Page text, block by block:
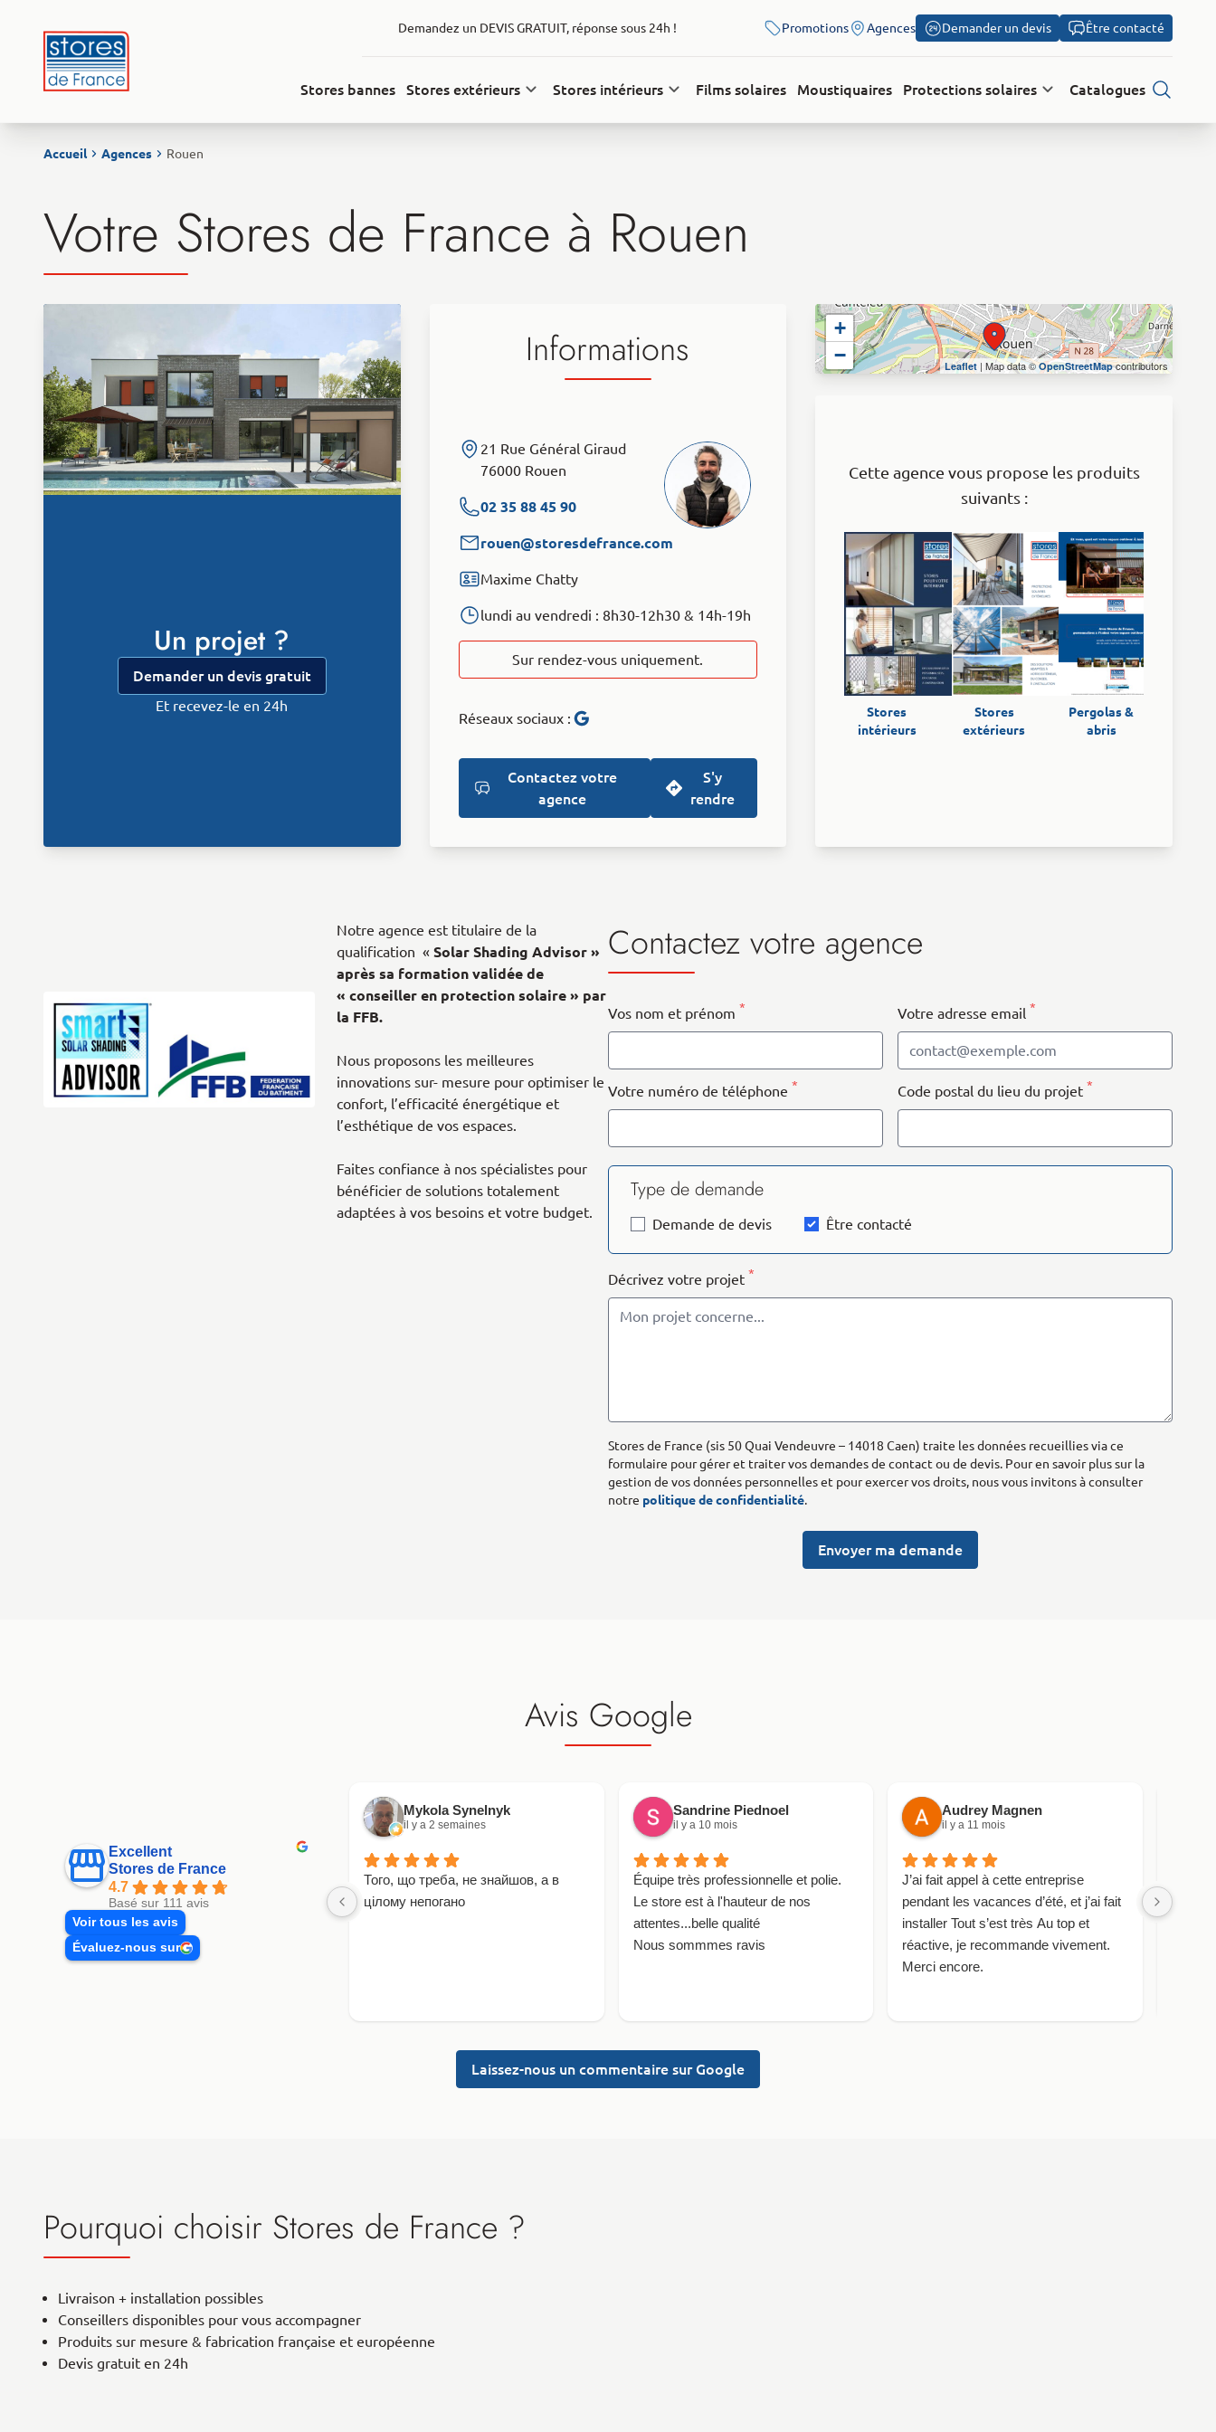
Demandez un DEVIS GRATUIT, réponse sous 24h ! Promotions Agences Demander un devis Être contacté
Stores bannes Stores extérieurs Stores intérieurs Films solaires Moustiquaires Protections solaires
Catalogues
Accueil Agences Rouen
Votre Stores de France à Rouen
Un projet ?
Demander un devis gratuit
Et recevez-le en 24h
Informations
21 Rue Général Giraud
76000 Rouen
02 35 88 45 90
rouen@storesdefrance.com
Maxime Chatty
lundi au vendredi : 8h30-12h30 & 14h-19h
Sur rendez-vous uniquement.
Réseaux sociaux :
Contactez votre
agence
S'y
rendre
+
−
Leaflet| Map data ©OpenStreetMapcontributors
Cette agence vous propose les produits
suivants :
Stores
intérieurs
Stores
extérieurs
Pergolas &
abris
Notre agence est titulaire de la
qualification « Solar Shading Advisor »
après sa formation validée de
« conseiller en protection solaire » par
la FFB.
Nous proposons les meilleures
innovations sur- mesure pour optimiser le
confort, l’efficacité énergétique et
l’esthétique de vos espaces.
Faites confiance à nos spécialistes pour
bénéficier de solutions totalement
adaptées à vos besoins et votre budget.
Contactez votre agence
Vos nom et prénom * Votre adresse email *
Votre numéro de téléphone * Code postal du lieu du projet *
Type de demande
Demande de devis Être contacté
Décrivez votre projet *
Stores de France (sis 50 Quai Vendeuvre – 14018 Caen) traite les données recueillies via ce
formulaire pour gérer et traiter vos demandes de contact ou de devis. Pour en savoir plus sur la
gestion de vos données personnelles et pour exercer vos droits, nous vous invitons à consulter
notre politique de confidentialité.
Envoyer ma demande
Avis Google
Excellent
Stores de France
4.7
Basé sur 111 avis
Voir tous les avis
Évaluez-nous sur
Mykola Synelnyk
il y a 2 semaines
Того, що треба, не знайшов, а в
цілому непогано
Sandrine Piednoel
il y a 10 mois
Équipe très professionnelle et polie.
Le store est à l'hauteur de nos
attentes...belle qualité
Nous sommmes ravis
Audrey Magnen
il y a 11 mois
J’ai fait appel à cette entreprise
pendant les vacances d’été, et j’ai fait
installer Tout s’est très Au top et
réactive, je recommande vivement.
Merci encore.
Laissez-nous un commentaire sur Google
Pourquoi choisir Stores de France ?
Livraison + installation possibles
Conseillers disponibles pour vous accompagner
Produits sur mesure & fabrication française et européenne
Devis gratuit en 24h